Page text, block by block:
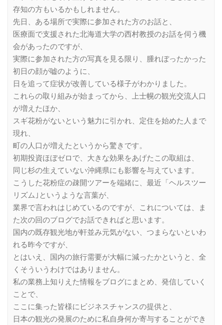
存知の方もいるかもしれません。
先日、ある場所で実際に参加された方のお話と、
医療面で支援された北海道大学の西村教授のお話を伺う機
会があったのですが、
実際に参加された方の写真を見る限り、腫れぼったかった
初日の顔が嘘のように、
日を追って症状が改善している様子がわかりました。
これらの取り組みが始まってから、上士幌の観光交流人口
が増えたほか、
スギ花粉がないという魅力に引かれ、定住を始めた人まで
現れ、
町の人口が増えたというから驚きです。
初期投資ほぼゼロで、大きな効果をあげたこの取組は、
同じ杉の生えていない沖縄県にも影響を与えています。
こうした花粉症の疎開ツアーを端緒に、最近「ヘルスツー
リズム｣というような言葉が、
業界で言われはじめているのですが、これについては、ま
た次の回のブログでお話できればと思います。
国内の既存観光地が軒並み元気がない、つまらないといわ
れる昨今ですが、
とはいえ、国内の旅行需要が大幅に減ったかというと、全
くそういうわけではありません。
私の業務上知りえた情報をブログにまとめ、発信していく
ことで、
ここに集った皆様にビジネスチャンスの提供と、
日本の観光の発展のために私自身何か寄与することができ